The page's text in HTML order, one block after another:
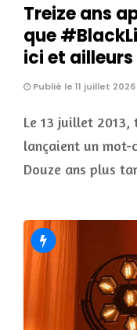
Treize ans
que
ici et ailleurs
Publié le 11 juillet 2026
Le 13 juillet 2013,
lançaient un mot-
Douze ans plus